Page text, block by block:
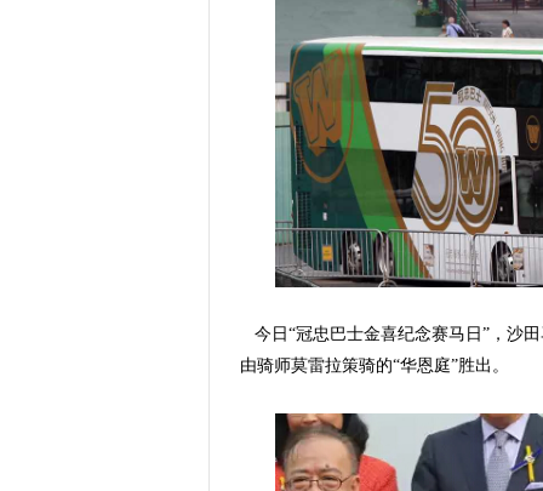
今日“冠忠巴士金喜纪念赛马日”，沙
由骑师莫雷拉策骑的“华恩庭”胜出。